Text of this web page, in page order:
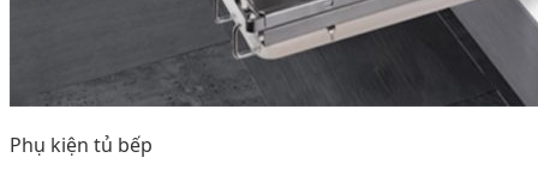
Phụ kiện tủ bếp